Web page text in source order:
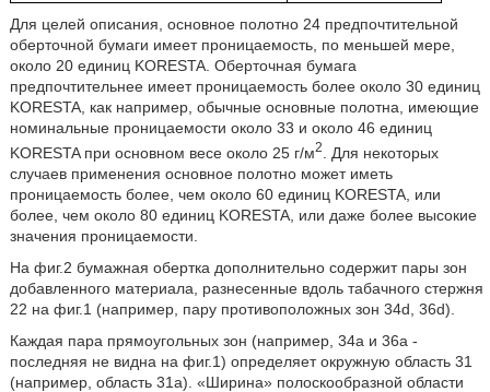
Для целей описания, основное полотно 24 предпочтительной
оберточной бумаги имеет проницаемость, по меньшей мере,
около 20 единиц KORESTA. Оберточная бумага
предпочтительнее имеет проницаемость более около 30 единиц
KORESTA, как например, обычные основные полотна, имеющие
номинальные проницаемости около 33 и около 46 единиц
KORESTA при основном весе около 25 г/м2
. Для некоторых
случаев применения основное полотно может иметь
проницаемость более, чем около 60 единиц KORESTA, или
более, чем около 80 единиц KORESTA, или даже более высокие
значения проницаемости.
На фиг.2 бумажная обертка дополнительно содержит пары зон
добавленного материала, разнесенные вдоль табачного стержня
22 на фиг.1 (например, пару противоположных зон 34d, 36d).
Каждая пара прямоугольных зон (например, 34а и 36а -
последняя не видна на фиг.1) определяет окружную область 31
(например, область 31а). «Ширина» полоскообразной области